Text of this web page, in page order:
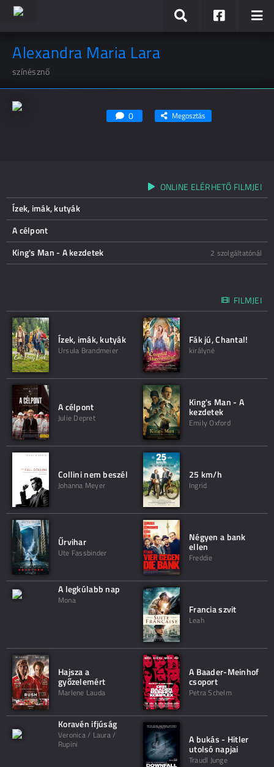
Alexandra Maria Lara
színésznő
0 Megosztás
ONLINE ELÉRHETŐ FILMJEI
Ízek, imák, kutyák
A célpont
King's Man - A kezdetek
2 szolgáltatónál
FILMJEI
Ízek, imák, kutyák
Ursula Brandmeier
Fák jú, Chantal!
királyné
A célpont
Julie Depret
King's Man - A
kezdetek
Emily Oxford
Collini nem beszél
Johanna Meyer
25 km/h
Ingrid
Űrvihar
Ute Fassbinder
Négyen a bank
ellen
Freddie
A legkúlabb nap
Mona
Francia szvit
Leah
Hajsza a
győzelemért
Marlene Lauda
A Baader-Meinhof
csoport
Petra Schelm
Koravén ifjúság
Veronica / Laura /
Rupini A bukás - Hitler
utolsó napjai
Traudl Junge